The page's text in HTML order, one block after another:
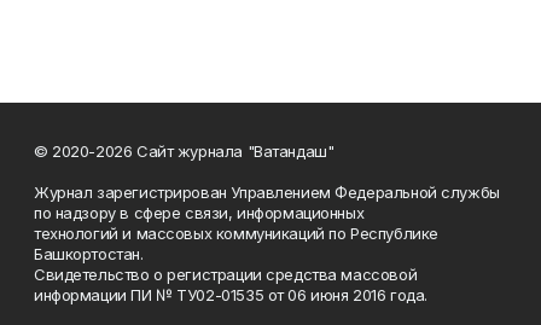
© 2020-2026 Сайт журнала "Ватандаш"
Журнал зарегистрирован Управлением Федеральной службы
по надзору в сфере связи, информационных
технологий и массовых коммуникаций по Республике
Башкортостан.
Свидетельство о регистрации средства массовой
информации ПИ № ТУ02-01535 от 06 июня 2016 года.